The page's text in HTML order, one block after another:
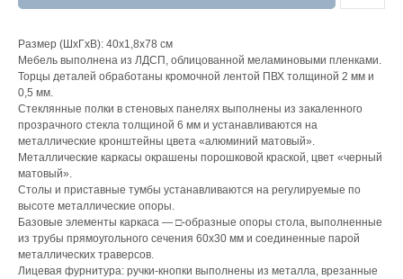
Размер (ШхГхВ): 40х1,8х78 см
Мебель выполнена из ЛДСП, облицованной меламиновыми пленками.
Торцы деталей обработаны кромочной лентой ПВХ толщиной 2 мм и
0,5 мм.
Стеклянные полки в стеновых панелях выполнены из закаленного
прозрачного стекла толщиной 6 мм и устанавливаются на
металлические кронштейны цвета «алюминий матовый».
Металлические каркасы окрашены порошковой краской, цвет «черный
матовый».
Столы и приставные тумбы устанавливаются на регулируемые по
высоте металлические опоры.
Базовые элементы каркаса — □-образные опоры стола, выполненные
из трубы прямоугольного сечения 60х30 мм и соединенные парой
металлических траверсов.
Лицевая фурнитура: ручки-кнопки выполнены из металла, врезанные